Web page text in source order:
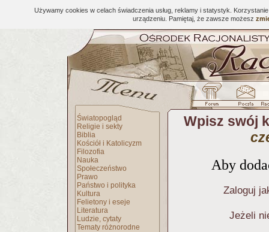
Używamy cookies w celach świadczenia usług, reklamy i statystyk.
urządzeniu. Pamiętaj, że zawsze możesz
Światopogląd
Religie i sekty
Biblia
Kościół i Katolicyzm
Filozofia
Nauka
Społeczeństwo
Prawo
Państwo i polityka
Kultura
Felietony i eseje
Literatura
Ludzie, cytaty
Tematy różnorodne
Wpisz swój
Aby
Zaloguj
Jeżeli